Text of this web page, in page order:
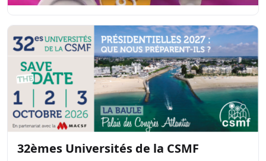
32èmes Universités de la CSMF